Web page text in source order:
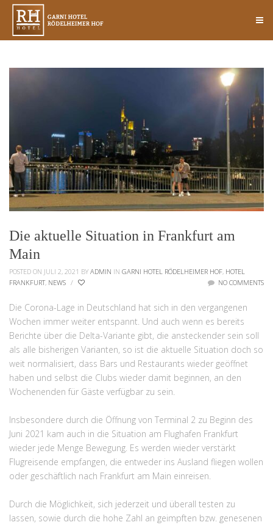
Die aktuelle Situation in Frankfurt am
Main
POSTED ON JULI 2, 2021 BY ADMIN IN GARNI HOTEL RÖDELHEIMER HOF, HOTEL
FRANKFURT, NEWS / NO COMMENTS
Die Corona-Lage in Deutschland hat sich in den vergangenen
Wochen immer weiter entspannt. Und auch wenn es bereits
Berichte über die Delta-Variante gibt, die ansteckender sein soll
als alle bisherigen Varianten, so ist die aktuelle Situation doch so
weit normalisiert, dass Bars und Restaurants wieder geöffnet
haben und selbst die Clubs wieder damit beginnen, an den
Wochenenden für Gäste verfügbar zu sein.
Insbesondere durch die Öffnung von Terminal 2 zu Beginn des
Juni 2021 kam auch in die Situation am Flughafen Frankfurt
wieder jede Menge Bewegung. Es werden wieder verstärkt
Flugreisende empfangen, die entweder ins Ausland fliegen wollen
oder geschäftlich nach Frankfurt am Main einreisen.
Durch die Möglichkeit, sich jederzeit und überall testen zu
lassen, sowie durch die hohe Zahl an geimpften bzw. genesenen